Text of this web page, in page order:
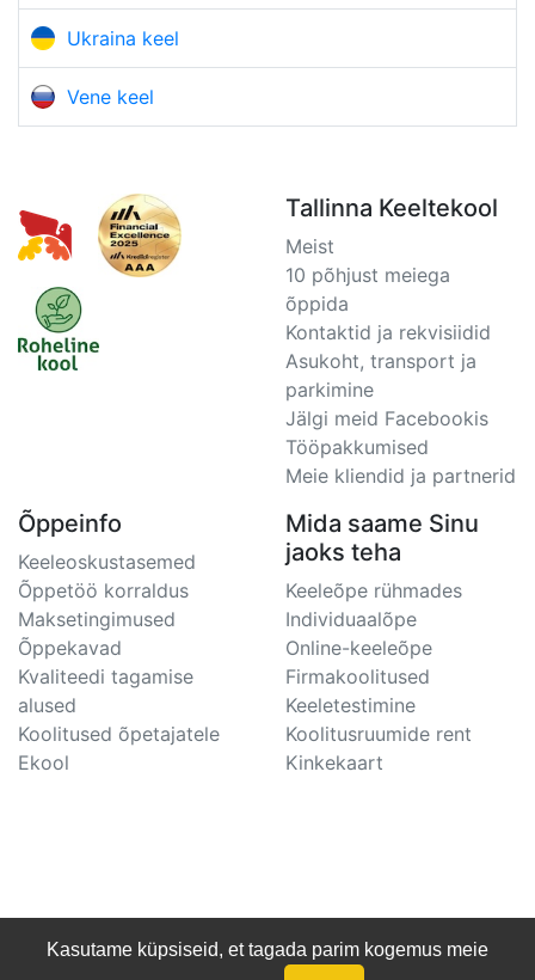
Kasutame küpsiseid, et tagada parim kogemus meie
Ukraina keel
Vene keel
Tallinna Keeltekool
Meist
10 põhjust meiega
õppida
Kontaktid ja rekvisiidid
Asukoht, transport ja
parkimine
Jälgi meid Facebookis
Tööpakkumised
Meie kliendid ja partnerid
Õppeinfo
Keeleoskustasemed
Õppetöö korraldus
Maksetingimused
Õppekavad
Kvaliteedi tagamise
alused
Koolitused õpetajatele
Ekool
Mida saame Sinu
jaoks teha
Keeleõpe rühmades
Individuaalõpe
Online-keeleõpe
Firmakoolitused
Keeletestimine
Koolitusruumide rent
Kinkekaart